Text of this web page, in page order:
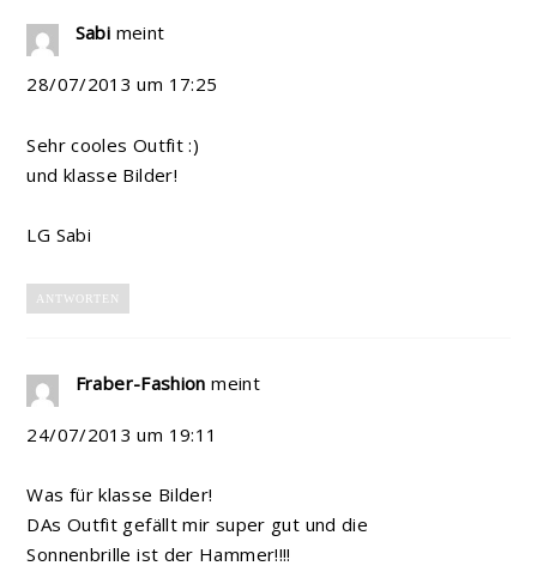
Sabi meint
28/07/2013 um 17:25
Sehr cooles Outfit :)
und klasse Bilder!
LG Sabi
ANTWORTEN
Fraber-Fashion meint
24/07/2013 um 19:11
Was für klasse Bilder!
DAs Outfit gefällt mir super gut und die
Sonnenbrille ist der Hammer!!!!